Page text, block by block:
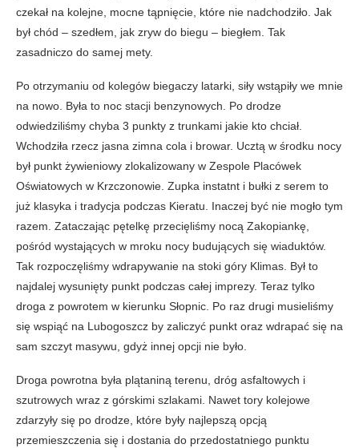
czekał na kolejne, mocne tąpnięcie, które nie nadchodziło. Jak
był chód – szedłem, jak zryw do biegu – biegłem. Tak
zasadniczo do samej mety.
Po otrzymaniu od kolegów biegaczy latarki, siły wstąpiły we mnie
na nowo. Była to noc stacji benzynowych. Po drodze
odwiedziliśmy chyba 3 punkty z trunkami jakie kto chciał.
Wchodziła rzecz jasna zimna cola i browar. Ucztą w środku nocy
był punkt żywieniowy zlokalizowany w Zespole Placówek
Oświatowych w Krzczonowie. Zupka instatnt i bułki z serem to
już klasyka i tradycja podczas Kieratu. Inaczej być nie mogło tym
razem. Zataczając pętelkę przecięliśmy nocą Zakopiankę,
pośród wystających w mroku nocy budujących się wiaduktów.
Tak rozpoczęliśmy wdrapywanie na stoki góry Klimas. Był to
najdalej wysunięty punkt podczas całej imprezy. Teraz tylko
droga z powrotem w kierunku Słopnic. Po raz drugi musieliśmy
się wspiąć na Lubogoszcz by zaliczyć punkt oraz wdrapać się na
sam szczyt masywu, gdyż innej opcji nie było.
Droga powrotna była plątaniną terenu, dróg asfaltowych i
szutrowych wraz z górskimi szlakami. Nawet tory kolejowe
zdarzyły się po drodze, które były najlepszą opcją
przemieszczenia się i dostania do przedostatniego punktu